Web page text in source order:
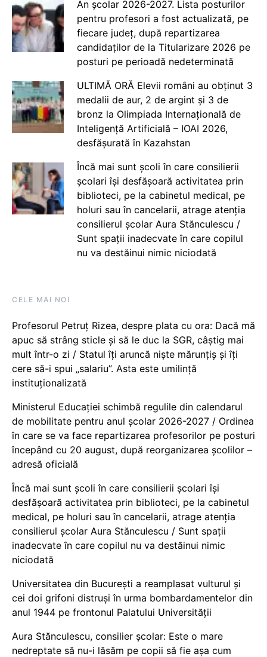
An școlar 2026-2027. Lista posturilor
pentru profesori a fost actualizată, pe
fiecare județ, după repartizarea
candidaților de la Titularizare 2026 pe
posturi pe perioadă nedeterminată
ULTIMĂ ORĂ Elevii români au obținut 3
medalii de aur, 2 de argint și 3 de
bronz la Olimpiada Internațională de
Inteligență Artificială – IOAI 2026,
desfășurată în Kazahstan
Încă mai sunt școli în care consilierii
școlari își desfășoară activitatea prin
biblioteci, pe la cabinetul medical, pe
holuri sau în cancelarii, atrage atenția
consilierul școlar Aura Stănculescu /
Sunt spații inadecvate în care copilul
nu va destăinui nimic niciodată
CELE MAI NOI
Profesorul Petruț Rizea, despre plata cu ora: Dacă mă
apuc să strâng sticle și să le duc la SGR, câștig mai
mult într-o zi / Statul îți aruncă niște mărunțiș și îți
cere să-i spui „salariu”. Asta este umilință
instituționalizată
Ministerul Educației schimbă regulile din calendarul
de mobilitate pentru anul școlar 2026-2027 / Ordinea
în care se va face repartizarea profesorilor pe posturi
începând cu 20 august, după reorganizarea școlilor –
adresă oficială
Încă mai sunt școli în care consilierii școlari își
desfășoară activitatea prin biblioteci, pe la cabinetul
medical, pe holuri sau în cancelarii, atrage atenția
consilierul școlar Aura Stănculescu / Sunt spații
inadecvate în care copilul nu va destăinui nimic
niciodată
Universitatea din București a reamplasat vulturul și
cei doi grifoni distruși în urma bombardamentelor din
anul 1944 pe frontonul Palatului Universității
Aura Stănculescu, consilier școlar: Este o mare
nedreptate să nu-i lăsăm pe copii să fie așa cum